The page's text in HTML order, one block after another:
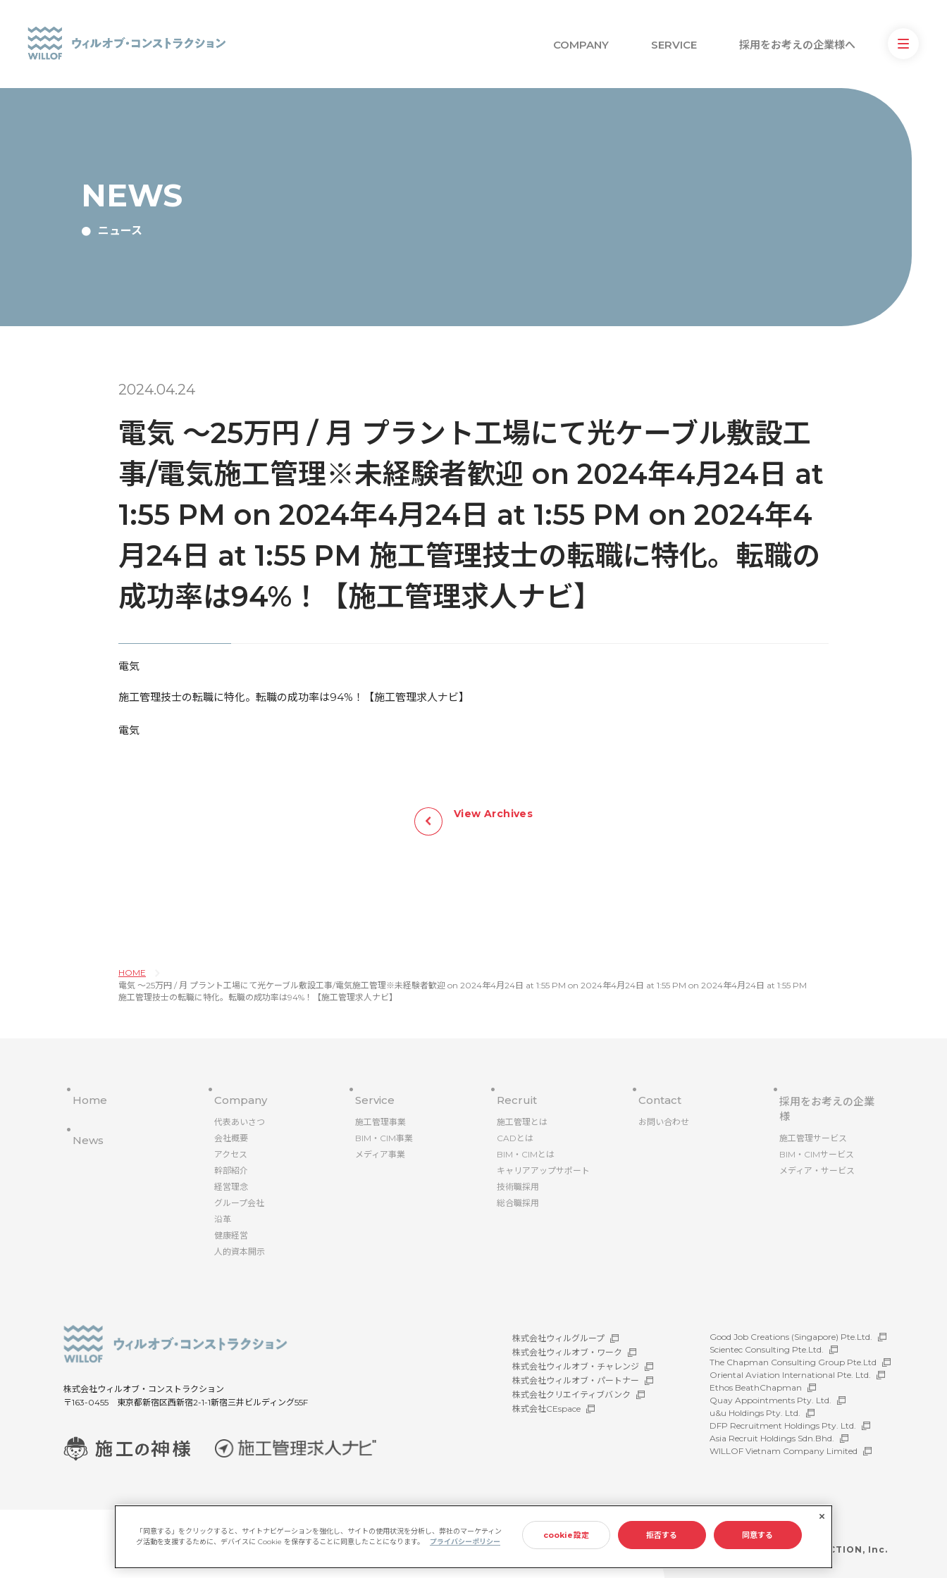
COMPANY SERVICE 採用をお考えの企業様へ
NEWS
ニュース
2024.04.24
電気 〜25万円 / 月 プラント工場にて光ケーブル敷設工
事/電気施工管理※未経験者歓迎 on 2024年4月24日 at
1:55 PM on 2024年4月24日 at 1:55 PM on 2024年4
月24日 at 1:55 PM 施工管理技士の転職に特化。転職の
成功率は94%！【施工管理求人ナビ】
電気
​施工管理技士の転職に特化。転職の成功率は94%！【施工管理求人ナビ】
電気
View Archives
HOME
電気 〜25万円 / 月 プラント工場にて光ケーブル敷設工事/電気施工管理※未経験者歓迎 on 2024年4月24日 at 1:55 PM on 2024年4月24日 at 1:55 PM on 2024年4月24日 at 1:55 PM
施工管理技士の転職に特化。転職の成功率は94%！【施工管理求人ナビ】
Home
News
Company
代表あいさつ
会社概要
アクセス
幹部紹介
経営理念
グループ会社
沿革
健康経営
人的資本開示
Service
施工管理事業
BIM・CIM事業
メディア事業
Recruit
施工管理とは
CADとは
BIM・CIMとは
キャリアアップサポート
技術職採用
総合職採用
Contact
お問い合わせ
採用をお考えの企業
様
施工管理サービス
BIM・CIMサービス
メディア・サービス
株式会社ウィルオブ・コンストラクション
〒163-0455 東京都新宿区西新宿2-1-1新宿三井ビルディング55F
株式会社ウィルグループ
株式会社ウィルオブ・ワーク
株式会社ウィルオブ・チャレンジ
株式会社ウィルオブ・パートナー
株式会社クリエイティブバンク
株式会社CEspace
Good Job Creations (Singapore) Pte.Ltd.
Scientec Consulting Pte.Ltd.
The Chapman Consulting Group Pte.Ltd
Oriental Aviation International Pte. Ltd.
Ethos BeathChapman
Quay Appointments Pty. Ltd.
u&u Holdings Pty. Ltd.
DFP Recruitment Holdings Pty. Ltd.
Asia Recruit Holdings Sdn.Bhd.
WILLOF Vietnam Company Limited
情報セキュリティ基本方針 プライバシーポリシー ©WILLOF CONSTRUCTION, Inc.
「同意する」をクリックすると、サイトナビゲーションを強化し、サイトの使用状況を分析し、弊社のマーケティン
グ活動を支援するために、デバイスに Cookie を保存することに同意したことになります。
プライバシーポリシー
cookie設定 拒否する 同意する